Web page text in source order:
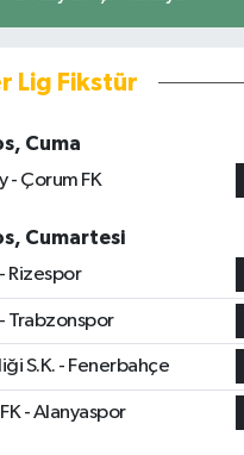
Lig Fikstür
Cuma
- Çorum FK
Cumartesi
Rizespor
- Trabzonspor
S.K. - Fenerbahçe
- Alanyaspor